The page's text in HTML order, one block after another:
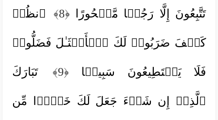
تَتَّبِعُونَ إِلَّا رَجُلࣰا مَّسۡحُورًا ﴿8﴾ ٱنظُرۡ
كَیۡفَ ضَرَبُوا۟ لَكَ ٱلۡأَمۡثَـٰلَ فَضَلُّوا۟
فَلَا یَسۡتَطِیعُونَ سَبِیلࣰا ﴿9﴾ تَبَارَكَ
ٱلَّذِیۤ إِن شَاۤءَ جَعَلَ لَكَ خَیۡرࣰا مِّن